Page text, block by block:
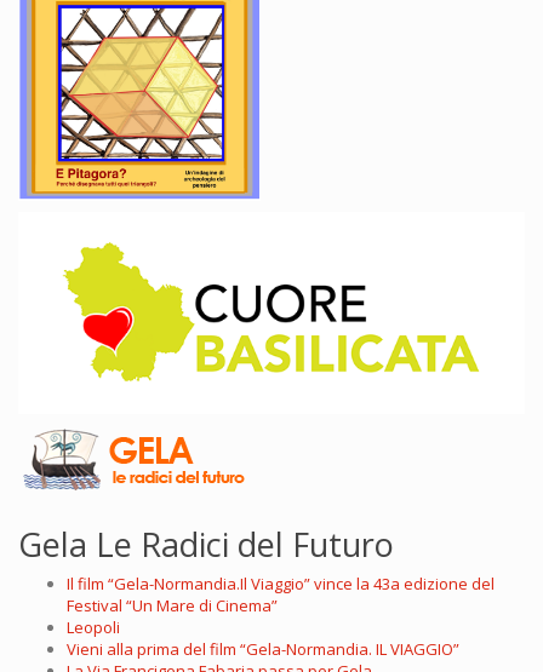
Gela Le Radici del Futuro
Il film “Gela-Normandia.Il Viaggio” vince la 43a edizione del
Festival “Un Mare di Cinema”
Leopoli
Vieni alla prima del film “Gela-Normandia. IL VIAGGIO”